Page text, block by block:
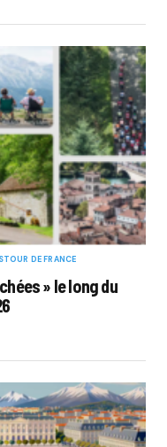
TOUR DE FRANCE
» le long du